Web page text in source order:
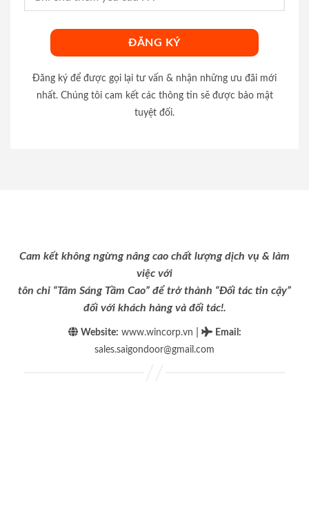
Đăng ký để được gọi lại tư vấn & nhận những ưu đãi mới
nhất. Chúng tôi cam kết các thông tin sẽ được bảo mật
tuyệt đối.
Cam kết không ngừng nâng cao chất lượng dịch vụ & làm
việc với
tôn chỉ “Tâm Sáng Tầm Cao” để trở thành “Đối tác tin cậy”
đối với khách hàng và đối tác!.
Website: www.wincorp.vn Email :
sales.saigondoor@gmail.com